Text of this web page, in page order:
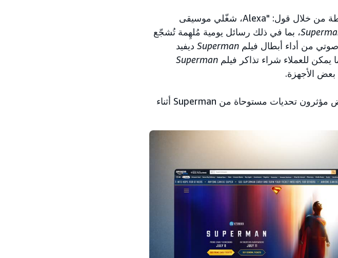
، بما في ذلك رسائل يومية مُلهِمة تُشجّع
من أداء أبطال فيلم Superman ديفيد
للعملاء شراء تذاكر فيلم Superman
ستعرض عمليات بث ألعاب مباشرة حيث يخوض مؤثرون تحديات مستوحاة من Superman أثناء